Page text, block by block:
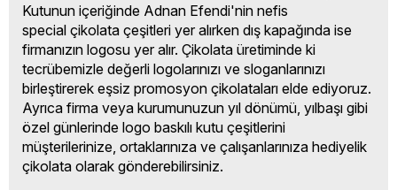
Kutunun içeriğinde Adnan Efendi'nin nefis
special çikolata çeşitleri yer alırken dış kapağında ise
firmanızın logosu yer alır. Çikolata üretiminde ki
tecrübemizle değerli logolarınızı ve sloganlarınızı
birleştirerek eşsiz promosyon çikolataları elde ediyoruz.
Ayrıca firma veya kurumunuzun yıl dönümü, yılbaşı gibi
özel günlerinde logo baskılı kutu çeşitlerini
müşterilerinize, ortaklarınıza ve çalışanlarınıza hediyelik
çikolata olarak gönderebilirsiniz.